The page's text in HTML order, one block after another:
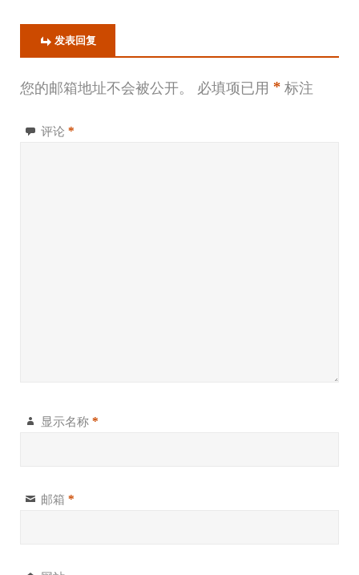
发表回复
您的邮箱地址不会被公开。 必填项已用 * 标注
评论 *
显示名称 *
邮箱 *